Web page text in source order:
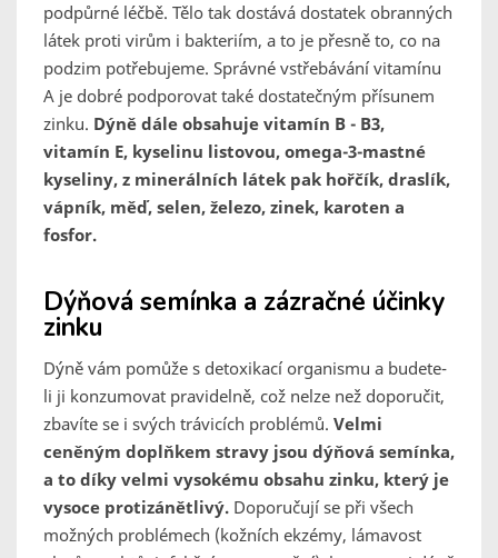
podpůrné léčbě. Tělo tak dostává dostatek obranných
látek proti virům i bakteriím, a to je přesně to, co na
podzim potřebujeme. Správné vstřebávání vitamínu
A je dobré podporovat také dostatečným přísunem
zinku. Dýně dále obsahuje vitamín B - B3,
vitamín E, kyselinu listovou, omega-3-mastné
kyseliny, z minerálních látek pak hořčík, draslík,
vápník, měď, selen, železo, zinek, karoten a
fosfor.
Dýňová semínka a zázračné účinky
zinku
Dýně vám pomůže s detoxikací organismu a budete-
li ji konzumovat pravidelně, což nelze než doporučit,
zbavíte se i svých trávicích problémů. Velmi
ceněným doplňkem stravy jsou dýňová semínka,
a to díky velmi vysokému obsahu zinku, který je
vysoce protizánětlivý. Doporučují se při všech
možných problémech (kožních ekzémy, lámavost